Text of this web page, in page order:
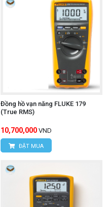
Đồng hồ vạn năng FLUKE 179
(True RMS)
10,700,000 VND
ĐẶT MUA